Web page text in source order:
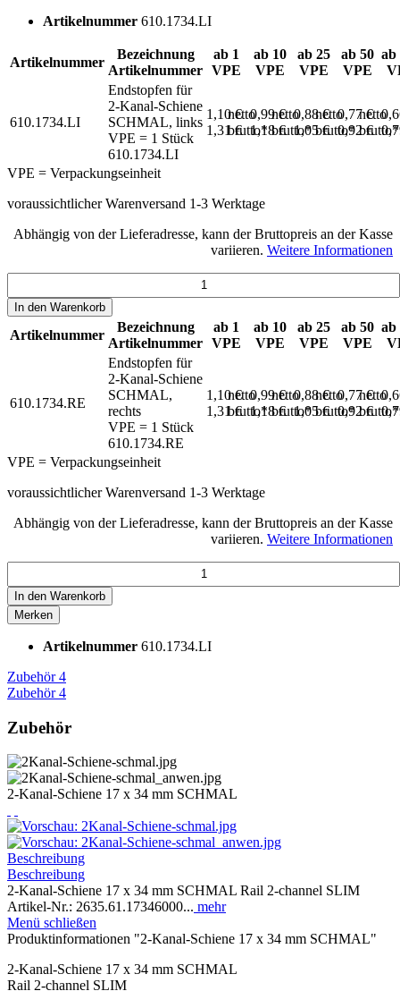
Artikelnummer 610.1734.LI
Artikelnummer
Bezeichnung
Artikelnummer
ab 1
VPE
ab 10
VPE
ab 25
VPE
ab 50
VPE
ab
610.1734.LI
Endstopfen für
2-Kanal-Schiene
SCHMAL, links
VPE = 1 Stück
610.1734.LI
1,10 €
netto
1,31 €brutto*
0,99 €
netto
1,18 €brutto*
0,88 €
netto
1,05 €brutto*
0,77 €
netto
0,92 €brutto*
VPE = Verpackungseinheit
voraussichtlicher Warenversand 1-3 Werktage
Abhängig von der Lieferadresse, kann der Bruttopreis an der Kasse
variieren. Weitere Informationen
In den Warenkorb
Artikelnummer
Bezeichnung
Artikelnummer
ab 1
VPE
ab 10
VPE
ab 25
VPE
ab 50
VPE
ab
610.1734.RE
Endstopfen für
2-Kanal-Schiene
SCHMAL,
rechts
VPE = 1 Stück
610.1734.RE
1,10 €
netto
1,31 €brutto*
0,99 €
netto
1,18 €brutto*
0,88 €
netto
1,05 €brutto*
0,77 €
netto
0,92 €brutto*
VPE = Verpackungseinheit
voraussichtlicher Warenversand 1-3 Werktage
Abhängig von der Lieferadresse, kann der Bruttopreis an der Kasse
variieren. Weitere Informationen
In den Warenkorb
Merken
Artikelnummer 610.1734.LI
Zubehör4
Zubehör4
Zubehör
2-Kanal-Schiene 17 x 34 mm SCHMAL
Beschreibung
Beschreibung
2-Kanal-Schiene 17 x 34 mm SCHMAL Rail 2-channel SLIM
Artikel-Nr.: 2635.61.17346000... mehr
Menü schließen
Produktinformationen "2-Kanal-Schiene 17 x 34 mm SCHMAL"
2-Kanal-Schiene 17 x 34 mm SCHMAL
Rail 2-channel SLIM